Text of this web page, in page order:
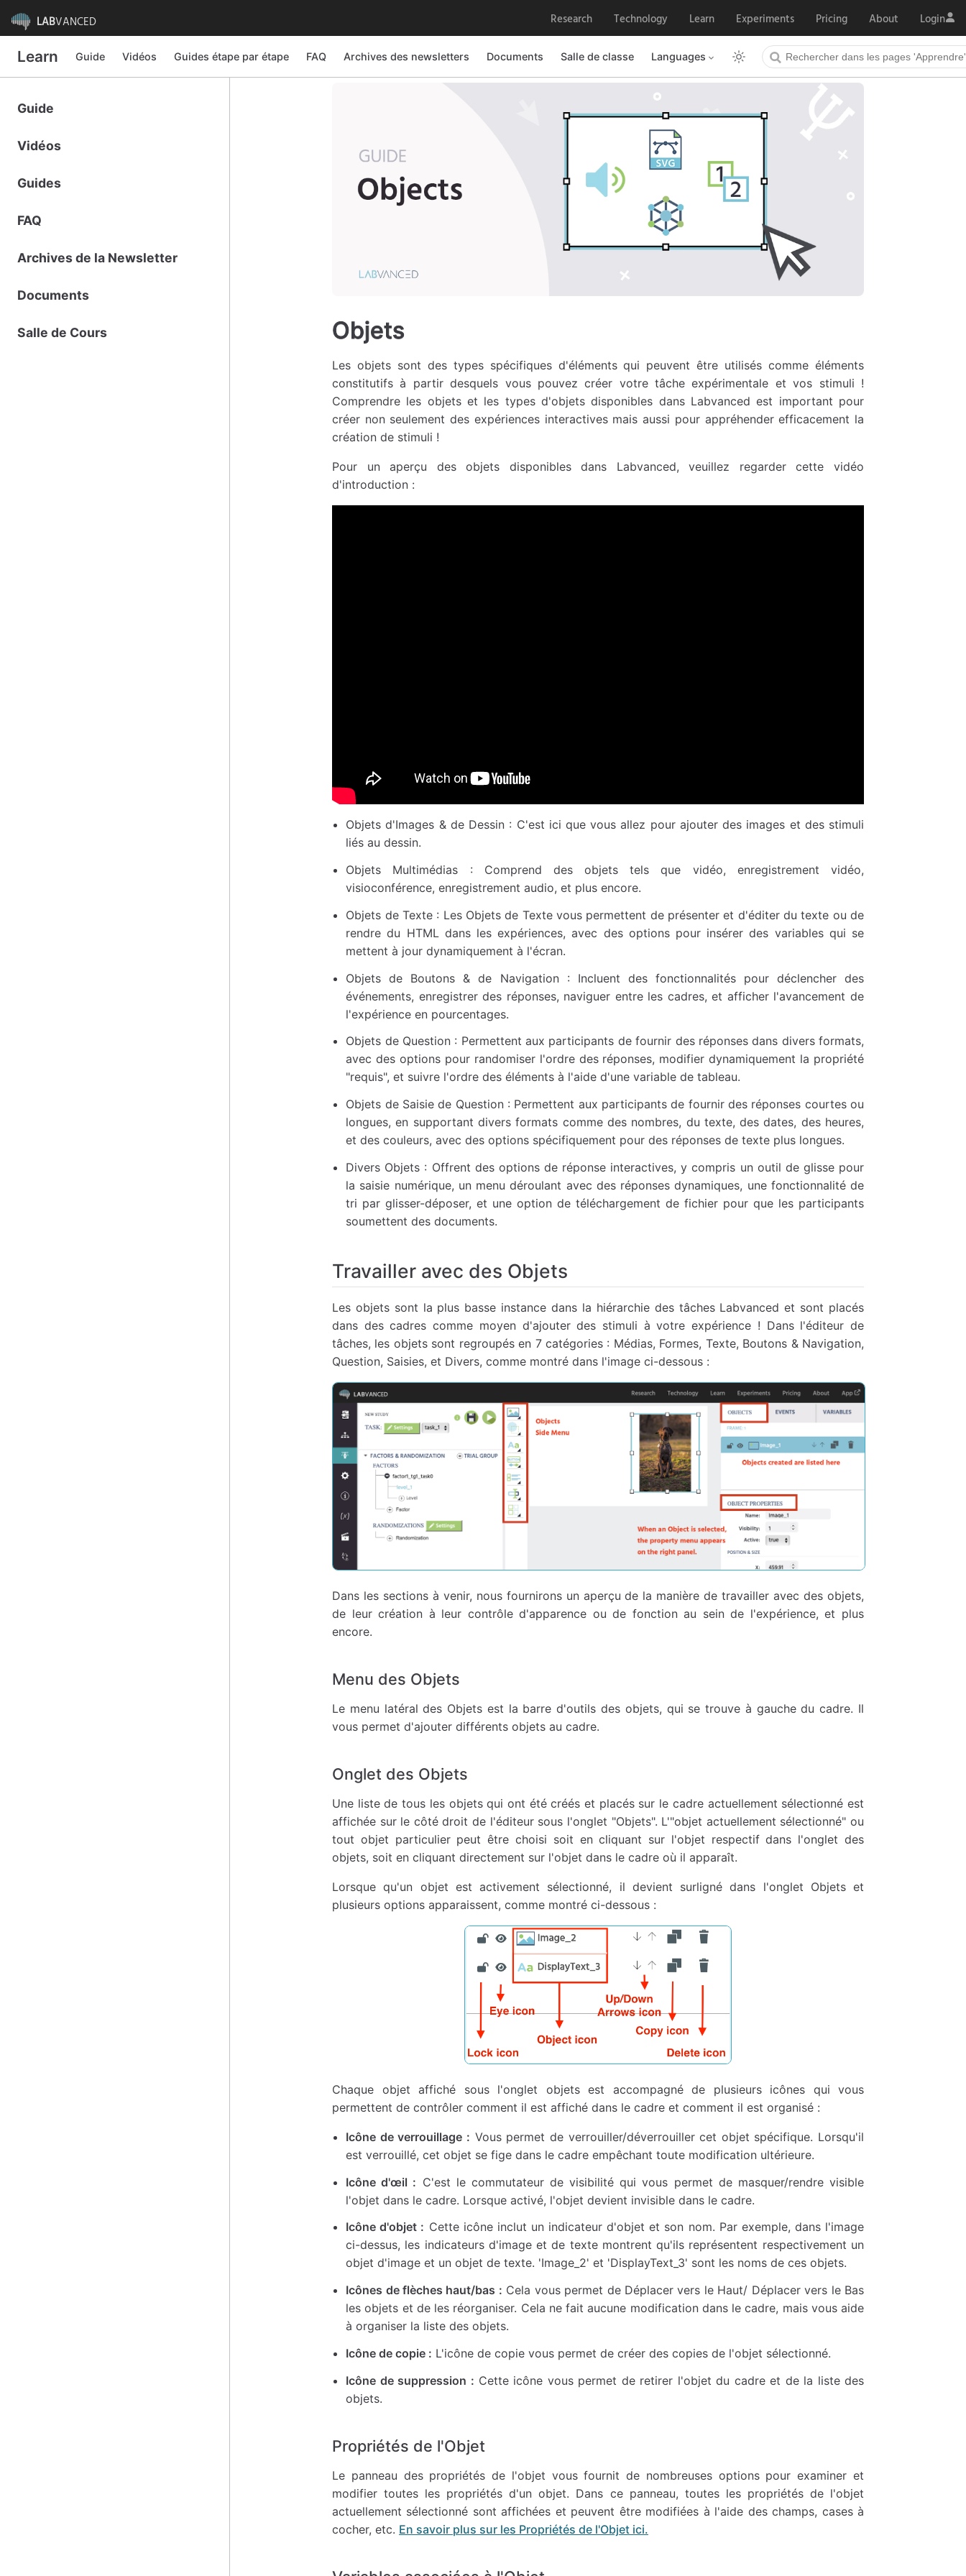
LABVANCED Research Technology Learn Experiments Pricing About Login
Learn Guide Vidéos Guides étape par étape FAQ Archives des newsletters Documents Salle de classe Languages
Guide
Vidéos
Guides
FAQ
Archives de la Newsletter
Documents
Salle de Cours Objets
Les objets sont des types spécifiques d'éléments qui peuvent être utilisés comme éléments
constitutifs à partir desquels vous pouvez créer votre tâche expérimentale et vos stimuli !
Comprendre les objets et les types d'objets disponibles dans Labvanced est important pour
créer non seulement des expériences interactives mais aussi pour appréhender efficacement la
création de stimuli !
Pour un aperçu des objets disponibles dans Labvanced, veuillez regarder cette vidéo
d'introduction :
Objets d'Images & de Dessin : C'est ici que vous allez pour ajouter des images et des stimuli
liés au dessin.
Objets Multimédias : Comprend des objets tels que vidéo, enregistrement vidéo,
visioconférence, enregistrement audio, et plus encore.
Objets de Texte : Les Objets de Texte vous permettent de présenter et d'éditer du texte ou de
rendre du HTML dans les expériences, avec des options pour insérer des variables qui se
mettent à jour dynamiquement à l'écran.
Objets de Boutons & de Navigation : Incluent des fonctionnalités pour déclencher des
événements, enregistrer des réponses, naviguer entre les cadres, et afficher l'avancement de
l'expérience en pourcentages.
Objets de Question : Permettent aux participants de fournir des réponses dans divers formats,
avec des options pour randomiser l'ordre des réponses, modifier dynamiquement la propriété
"requis", et suivre l'ordre des éléments à l'aide d'une variable de tableau.
Objets de Saisie de Question : Permettent aux participants de fournir des réponses courtes ou
longues, en supportant divers formats comme des nombres, du texte, des dates, des heures,
et des couleurs, avec des options spécifiquement pour des réponses de texte plus longues.
Divers Objets : Offrent des options de réponse interactives, y compris un outil de glisse pour
la saisie numérique, un menu déroulant avec des réponses dynamiques, une fonctionnalité de
tri par glisser-déposer, et une option de téléchargement de fichier pour que les participants
soumettent des documents.
Travailler avec des Objets
Les objets sont la plus basse instance dans la hiérarchie des tâches Labvanced et sont placés
dans des cadres comme moyen d'ajouter des stimuli à votre expérience ! Dans l'éditeur de
tâches, les objets sont regroupés en 7 catégories : Médias, Formes, Texte, Boutons & Navigation,
Question, Saisies, et Divers, comme montré dans l'image ci-dessous :
Dans les sections à venir, nous fournirons un aperçu de la manière de travailler avec des objets,
de leur création à leur contrôle d'apparence ou de fonction au sein de l'expérience, et plus
encore.
Menu des Objets
Le menu latéral des Objets est la barre d'outils des objets, qui se trouve à gauche du cadre. Il
vous permet d'ajouter différents objets au cadre.
Onglet des Objets
Une liste de tous les objets qui ont été créés et placés sur le cadre actuellement sélectionné est
affichée sur le côté droit de l'éditeur sous l'onglet "Objets". L'"objet actuellement sélectionné" ou
tout objet particulier peut être choisi soit en cliquant sur l'objet respectif dans l'onglet des
objets, soit en cliquant directement sur l'objet dans le cadre où il apparaît.
Lorsque qu'un objet est activement sélectionné, il devient surligné dans l'onglet Objets et
plusieurs options apparaissent, comme montré ci-dessous :
Chaque objet affiché sous l'onglet objets est accompagné de plusieurs icônes qui vous
permettent de contrôler comment il est affiché dans le cadre et comment il est organisé :
Icône de verrouillage : Vous permet de verrouiller/déverrouiller cet objet spécifique. Lorsqu'il
est verrouillé, cet objet se fige dans le cadre empêchant toute modification ultérieure.
Icône d'œil : C'est le commutateur de visibilité qui vous permet de masquer/rendre visible
l'objet dans le cadre. Lorsque activé, l'objet devient invisible dans le cadre.
Icône d'objet : Cette icône inclut un indicateur d'objet et son nom. Par exemple, dans l'image
ci-dessus, les indicateurs d'image et de texte montrent qu'ils représentent respectivement un
objet d'image et un objet de texte. 'Image_2' et 'DisplayText_3' sont les noms de ces objets.
Icônes de flèches haut/bas : Cela vous permet de Déplacer vers le Haut/ Déplacer vers le Bas
les objets et de les réorganiser. Cela ne fait aucune modification dans le cadre, mais vous aide
à organiser la liste des objets.
Icône de copie : L'icône de copie vous permet de créer des copies de l'objet sélectionné.
Icône de suppression : Cette icône vous permet de retirer l'objet du cadre et de la liste des
objets.
Propriétés de l'Objet
Le panneau des propriétés de l'objet vous fournit de nombreuses options pour examiner et
modifier toutes les propriétés d'un objet. Dans ce panneau, toutes les propriétés de l'objet
actuellement sélectionné sont affichées et peuvent être modifiées à l'aide des champs, cases à
cocher, etc. En savoir plus sur les Propriétés de l'Objet ici.